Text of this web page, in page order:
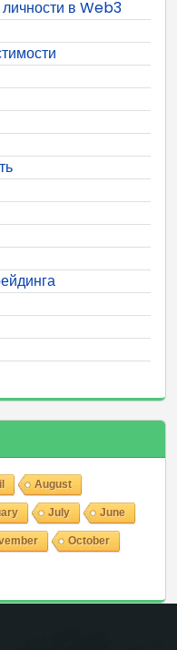
в Web3
August
July June
October